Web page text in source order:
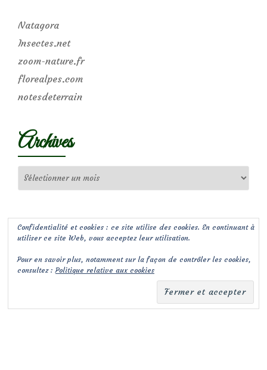
Natagora
Insectes.net
zoom-nature.fr
florealpes.com
notesdeterrain
Archives
Confidentialité et cookies : ce site utilise des cookies. En continuant à
utiliser ce site Web, vous acceptez leur utilisation.
Pour en savoir plus, notamment sur la façon de contrôler les cookies,
consultez :Politique relative aux cookies